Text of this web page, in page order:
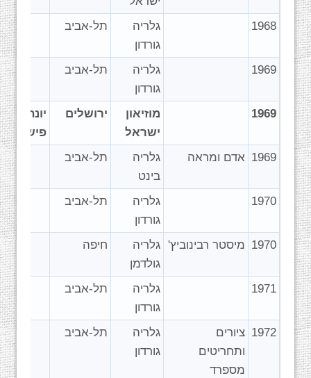
1968
גלריה
גורדון
תל-אביב
1969
גלריה
גורדון
תל-אביב
1969
מוזיאון
ישראל
ירושלים
יונה
פישר
1969 אדם ומראה
גלריה
בינט
תל-אביב
1970
גלריה
גורדון
תל-אביב
1970 מיסטר רבינוביץ'
גלריה
גולדמן
חיפה
1971
גלריה
גורדון
תל-אביב
1972 ציורים
ותחריטים
מספרד
גלריה
גורדון
תל-אביב